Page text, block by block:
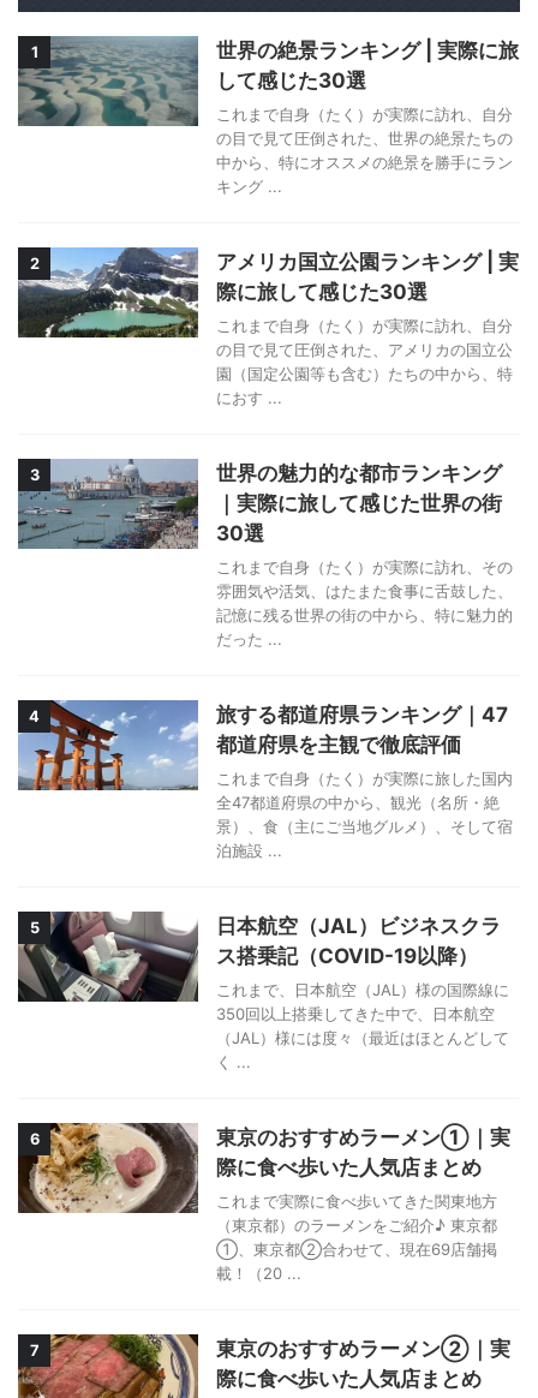
1
世界の絶景ランキング | 実際に旅
して感じた30選
これまで自身（たく）が実際に訪れ、自分
の目で見て圧倒された、世界の絶景たちの
中から、特にオススメの絶景を勝手にラン
キング ...
2
アメリカ国立公園ランキング | 実
際に旅して感じた30選
これまで自身（たく）が実際に訪れ、自分
の目で見て圧倒された、アメリカの国立公
園（国定公園等も含む）たちの中から、特
におす ...
3
世界の魅力的な都市ランキング
｜実際に旅して感じた世界の街
30選
これまで自身（たく）が実際に訪れ、その
雰囲気や活気、はたまた食事に舌鼓した、
記憶に残る世界の街の中から、特に魅力的
だった ...
4
旅する都道府県ランキング｜47
都道府県を主観で徹底評価
これまで自身（たく）が実際に旅した国内
全47都道府県の中から、観光（名所・絶
景）、食（主にご当地グルメ）、そして宿
泊施設 ...
5
日本航空（JAL）ビジネスクラ
ス搭乗記（COVID-19以降）
これまで、日本航空（JAL）様の国際線に
350回以上搭乗してきた中で、日本航空
（JAL）様には度々（最近はほとんどして
く ...
6
東京のおすすめラーメン①｜実
際に食べ歩いた人気店まとめ
これまで実際に食べ歩いてきた関東地方
（東京都）のラーメンをご紹介♪ 東京都
①、東京都②合わせて、現在69店舗掲
載！（20 ...
7
東京のおすすめラーメン②｜実
際に食べ歩いた人気店まとめ